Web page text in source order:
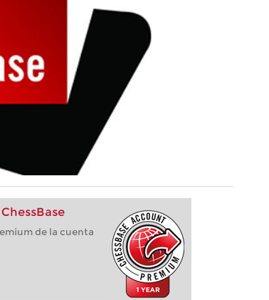
de la cuenta